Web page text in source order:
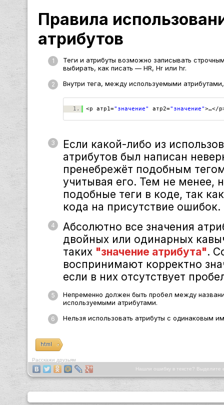
Правила
атрибутов
Теги и атрибуты возможно записывать
выбирать, как писать — HR, Hr или hr.
Внутри тега, между используемыми
1. <p атр1="значение" атр2="значение">…</
Если какой-либо из
атрибутов был написан
пренебрежёт подобным
учитывая его. Тем не менее,
подобные теги в коде, так
кода на присутствие ошибок.
Абсолютно все значения
двойных или одинарных
таких "значение атрибута".
воспринимают корректно
если в них отсутствует
Непременно должен быть пробел между
используемыми атрибутами.
Нельзя использовать атрибуты с одинаковым
html
Расскажи друзьям
Нашли ошибку в тексте?